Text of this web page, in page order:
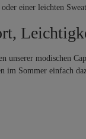
oder einer leichten
unserer modischen
im Sommer einfach